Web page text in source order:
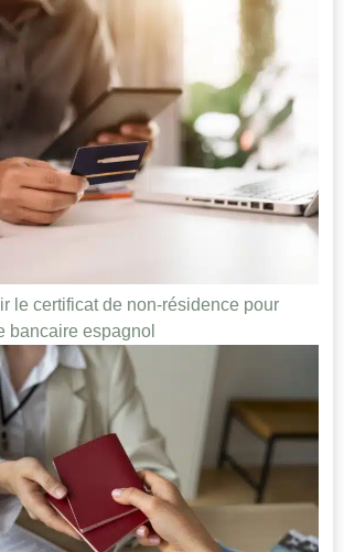
le certificat de non-résidence pour
bancaire espagnol